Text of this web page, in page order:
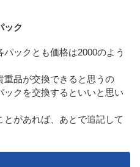
ック
ックとも価格は2000のよう
品が交換できると思うの
クを交換するといいと思い
があれば、あとで追記して